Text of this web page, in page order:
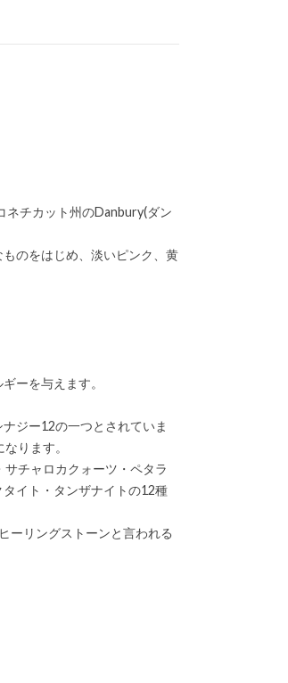
ネチカット州のDanbury(ダン
のをはじめ、淡いピンク、黄
ーを与えます。
ジー12の一つとされていま
ります。
チャロカクォーツ・ペタラ
イト・タンザナイトの12種
ーリングストーンと言われる